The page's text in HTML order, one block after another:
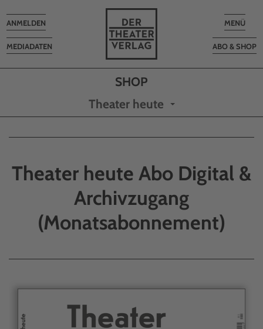
Toggle
MENÜ
ABO & SHOP
MEDIADATEN
Toggle
navigation
ANMELDEN
Theater heute
Theater heute Abo Digital &
Archivzugang
(Monatsabonnement)